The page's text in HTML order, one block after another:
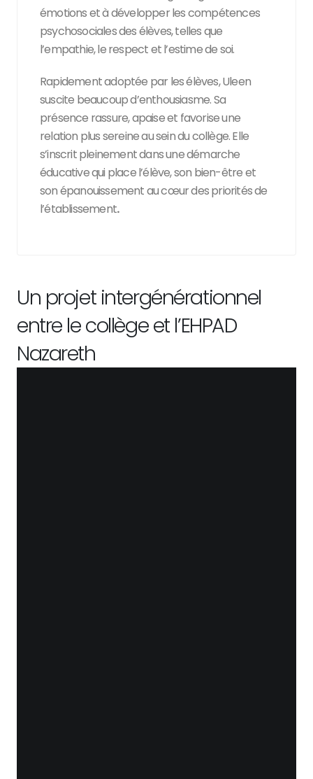
émotions et à développer les compétences
psychosociales des élèves, telles que
l’empathie, le respect et l’estime de soi.
Rapidement adoptée par les élèves, Uleen
suscite beaucoup d’enthousiasme. Sa
présence rassure, apaise et favorise une
relation plus sereine au sein du collège. Elle
s’inscrit pleinement dans une démarche
éducative qui place l’élève, son bien-être et
son épanouissement au cœur des priorités de
l’établissement.
Un projet intergénérationnel
entre le collège et l’EHPAD
Nazareth